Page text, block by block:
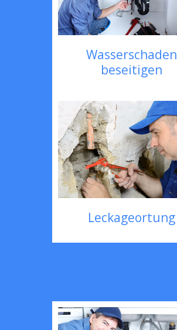
Wasserschaden
beseitigen
Leckageortung